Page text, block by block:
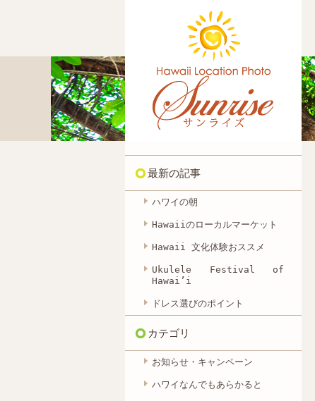
最新の記事
ハワイの朝
Hawaiiのローカルマーケット
Hawaii 文化体験おススメ
Ukulele Festival of
Hawai’i
ドレス選びのポイント
カテゴリ
お知らせ・キャンペーン
ハワイなんでもあらかると